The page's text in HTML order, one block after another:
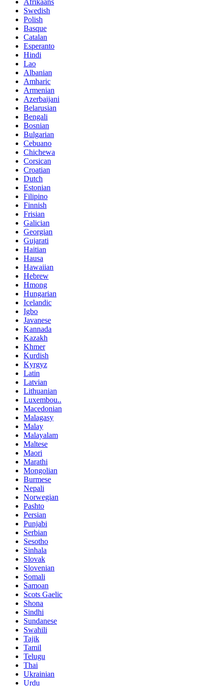
Swedish
Polish
Basque
Catalan
Esperanto
Hindi
Lao
Albanian
Amharic
Armenian
Azerbaijani
Belarusian
Bengali
Bosnian
Bulgarian
Cebuano
Chichewa
Corsican
Croatian
Dutch
Estonian
Filipino
Finnish
Frisian
Galician
Georgian
Gujarati
Haitian
Hausa
Hawaiian
Hebrew
Hmong
Hungarian
Icelandic
Igbo
Javanese
Kannada
Kazakh
Khmer
Kurdish
Kyrgyz
Latin
Latvian
Lithuanian
Luxembou..
Macedonian
Malagasy
Malay
Malayalam
Maltese
Maori
Marathi
Mongolian
Burmese
Nepali
Norwegian
Pashto
Persian
Punjabi
Serbian
Sesotho
Sinhala
Slovak
Slovenian
Somali
Samoan
Scots Gaelic
Shona
Sindhi
Sundanese
Swahili
Tajik
Tamil
Telugu
Thai
Ukrainian
Urdu